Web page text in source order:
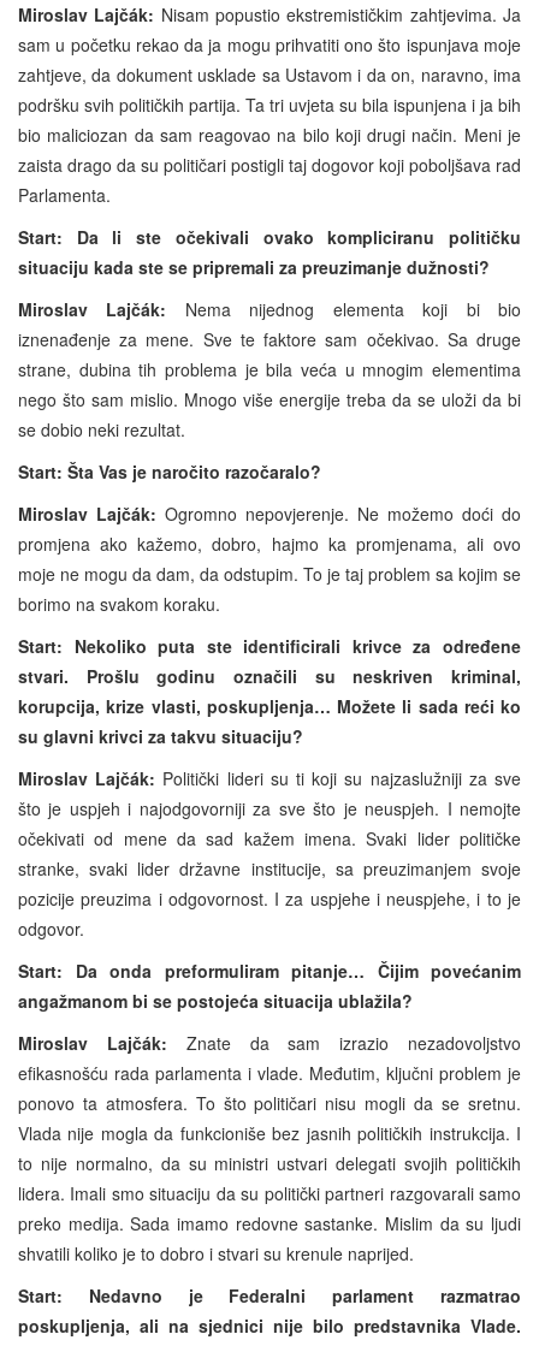
Miroslav Lajčák: Nisam popustio ekstremističkim zahtjevima. Ja
sam u početku rekao da ja mogu prihvatiti ono što ispunjava moje
zahtjeve, da dokument usklade sa Ustavom i da on, naravno, ima
podršku svih političkih partija. Ta tri uvjeta su bila ispunjena i ja bih
bio maliciozan da sam reagovao na bilo koji drugi način. Meni je
zaista drago da su političari postigli taj dogovor koji poboljšava rad
Parlamenta.
Start: Da li ste očekivali ovako kompliciranu političku
situaciju kada ste se pripremali za preuzimanje dužnosti?
Miroslav Lajčák: Nema nijednog elementa koji bi bio
iznenađenje za mene. Sve te faktore sam očekivao. Sa druge
strane, dubina tih problema je bila veća u mnogim elementima
nego što sam mislio. Mnogo više energije treba da se uloži da bi
se dobio neki rezultat.
Start: Šta Vas je naročito razočaralo?
Miroslav Lajčák: Ogromno nepovjerenje. Ne možemo doći do
promjena ako kažemo, dobro, hajmo ka promjenama, ali ovo
moje ne mogu da dam, da odstupim. To je taj problem sa kojim se
borimo na svakom koraku.
Start: Nekoliko puta ste identificirali krivce za određene
stvari. Prošlu godinu označili su neskriven kriminal,
korupcija, krize vlasti, poskupljenja… Možete li sada reći ko
su glavni krivci za takvu situaciju?
Miroslav Lajčák: Politički lideri su ti koji su najzaslužniji za sve
što je uspjeh i najodgovorniji za sve što je neuspjeh. I nemojte
očekivati od mene da sad kažem imena. Svaki lider političke
stranke, svaki lider državne institucije, sa preuzimanjem svoje
pozicije preuzima i odgovornost. I za uspjehe i neuspjehe, i to je
odgovor.
Start: Da onda preformuliram pitanje… Čijim povećanim
angažmanom bi se postojeća situacija ublažila?
Miroslav Lajčák: Znate da sam izrazio nezadovoljstvo
efikasnošću rada parlamenta i vlade. Međutim, ključni problem je
ponovo ta atmosfera. To što političari nisu mogli da se sretnu.
Vlada nije mogla da funkcioniše bez jasnih političkih instrukcija. I
to nije normalno, da su ministri ustvari delegati svojih političkih
lidera. Imali smo situaciju da su politički partneri razgovarali samo
preko medija. Sada imamo redovne sastanke. Mislim da su ljudi
shvatili koliko je to dobro i stvari su krenule naprijed.
Start: Nedavno je Federalni parlament razmatrao
poskupljenja, ali na sjednici nije bilo predstavnika Vlade.